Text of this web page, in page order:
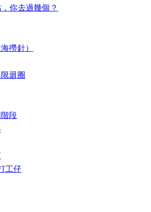
你去過幾個？
撈針）
迴圈
段
工仔